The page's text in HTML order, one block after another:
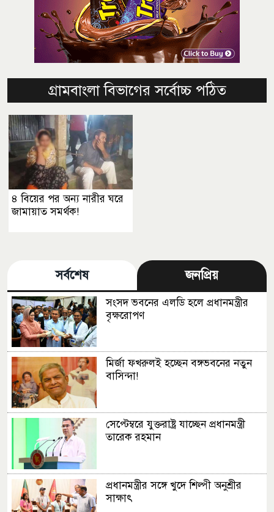
গ্রামবাংলা বিভাগের সর্বোচ্চ পঠিত
৪ বিয়ের পর অন্য নারীর ঘরে
জামায়াত সমর্থক!
সর্বশেষ জনপ্রিয়
সংসদ ভবনের এলডি হলে প্রধানমন্ত্রীর
বৃক্ষরোপণ
মির্জা ফখরুলই হচ্ছেন বঙ্গভবনের নতুন
বাসিন্দা!
সেপ্টেম্বরে যুক্তরাষ্ট্র যাচ্ছেন প্রধানমন্ত্রী
তারেক রহমান
প্রধানমন্ত্রীর সঙ্গে খুদে শিল্পী অনুশ্রীর
সাক্ষাৎ